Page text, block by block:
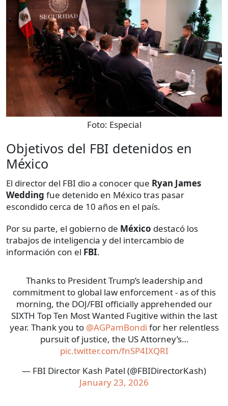
Foto: Especial
Objetivos del FBI detenidos en
México
El director del FBI dio a conocer que Ryan James
Wedding fue detenido en México tras pasar
escondido cerca de 10 años en el país.
Por su parte, el gobierno de México destacó los
trabajos de inteligencia y del intercambio de
información con el FBI.
Thanks to President Trump’s leadership and
commitment to global law enforcement - as of this
morning, the DOJ/FBI officially apprehended our
SIXTH Top Ten Most Wanted Fugitive within the last
year. Thank you to @AGPamBondi for her relentless
pursuit of justice, the US Attorney’s…
pic.twitter.com/fnSP4IXQRI
— FBI Director Kash Patel (@FBIDirectorKash)
January 23, 2026